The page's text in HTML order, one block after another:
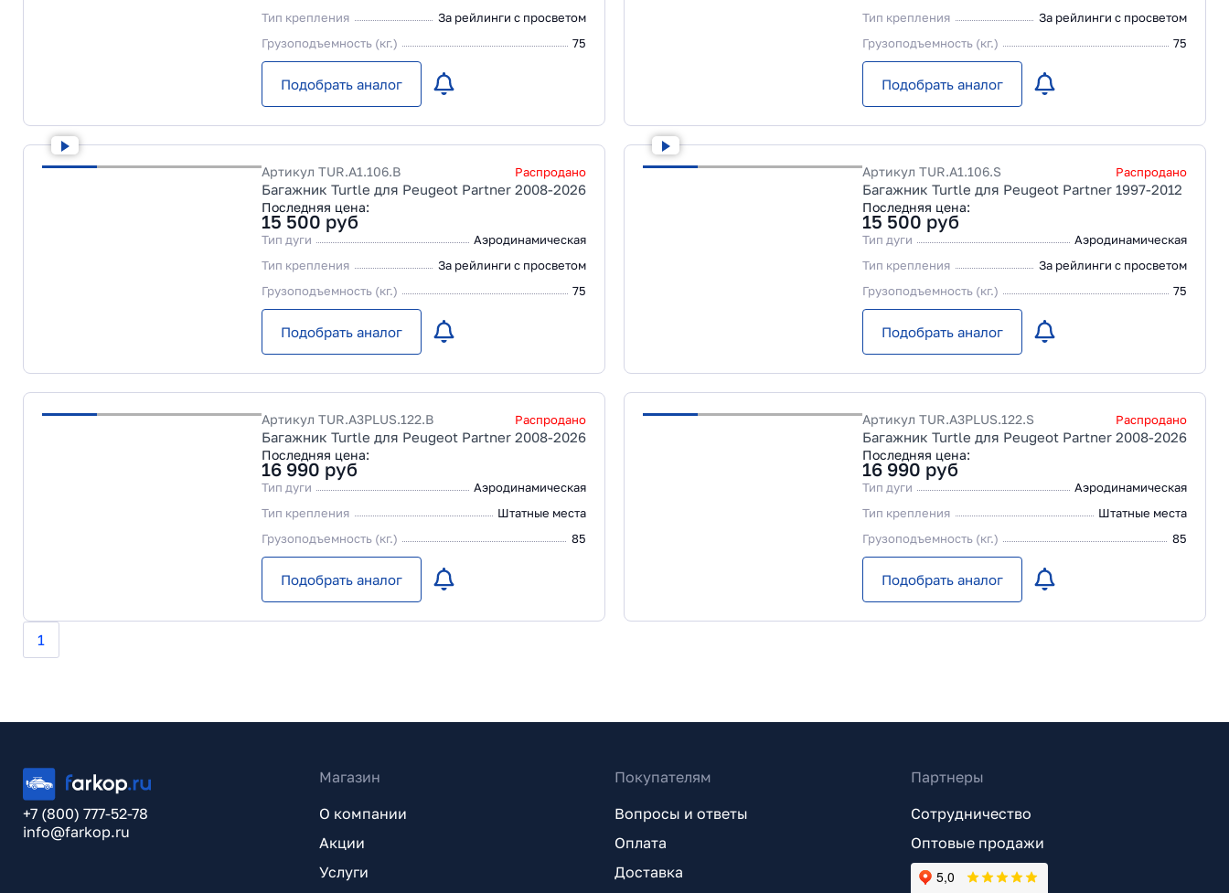
Тип крепления
За рейлинги с просветом
Грузоподъемность (кг.)
75
Подобрать аналог
Тип крепления
За рейлинги с просветом
Грузоподъемность (кг.)
75
Подобрать аналог
Артикул TUR.A1.106.B Распродано
Багажник Turtle для Peugeot Partner 2008-2026
Последняя цена:
15 500 руб
Тип дуги
Аэродинамическая
Тип крепления
За рейлинги с просветом
Грузоподъемность (кг.)
75
Подобрать аналог
Артикул TUR.A1.106.S Распродано
Багажник Turtle для Peugeot Partner 1997-2012
Последняя цена:
15 500 руб
Тип дуги
Аэродинамическая
Тип крепления
За рейлинги с просветом
Грузоподъемность (кг.)
75
Подобрать аналог
Артикул TUR.A3PLUS.122.B Распродано
Багажник Turtle для Peugeot Partner 2008-2026
Последняя цена:
16 990 руб
Тип дуги
Аэродинамическая
Тип крепления
Штатные места
Грузоподъемность (кг.)
85
Подобрать аналог
Артикул TUR.A3PLUS.122.S Распродано
Багажник Turtle для Peugeot Partner 2008-2026
Последняя цена:
16 990 руб
Тип дуги
Аэродинамическая
Тип крепления
Штатные места
Грузоподъемность (кг.)
85
Подобрать аналог
1
+7 (800) 777-52-78
info@farkop.ru
Магазин
О компании
Акции
Услуги
Покупателям
Вопросы и ответы
Оплата
Доставка
Партнеры
Сотрудничество
Оптовые продажи